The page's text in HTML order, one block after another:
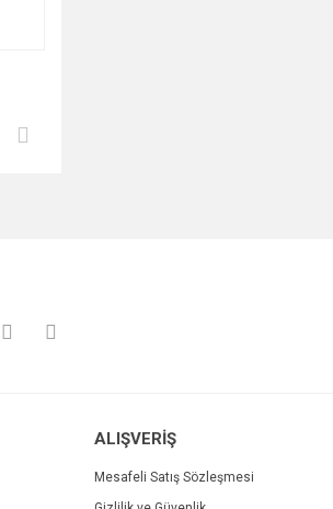
ALIŞVERİŞ
Mesafeli Satış Sözleşmesi